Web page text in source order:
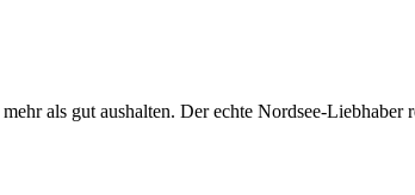
als gut aushalten. Der echte Nordsee-